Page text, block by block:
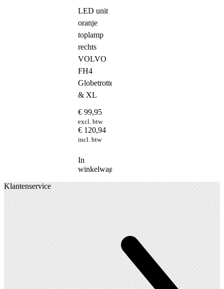
LED unit
oranje
toplamp
rechts
VOLVO
FH4
Globetrotter
& XL
€ 99,95
excl. btw
€ 120,94
incl. btw
In
winkelwagen
Klantenservice